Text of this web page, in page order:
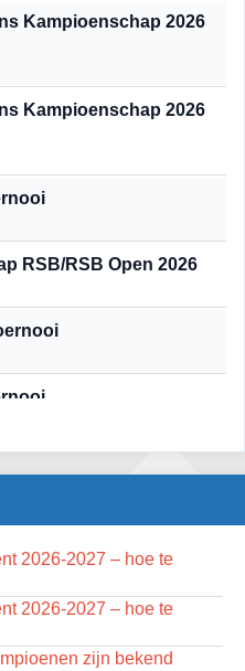
Kampioenschap 2026
Kampioenschap 2026
RSB/RSB Open 2026
RSB/RSB Open 2026
2026-2027 – hoe te
2026-2027 – hoe te
zijn bekend